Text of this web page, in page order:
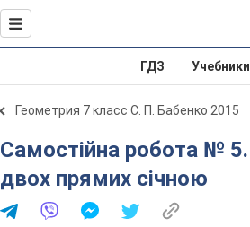
ГДЗ Учебники
Геометрия 7 класс С. П. Бабенко 2015
Самостійна робота № 5. Кути, утворені при перетині
двох прямих січною